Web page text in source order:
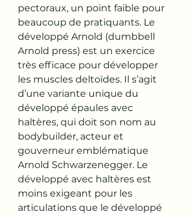
pectoraux, un point faible pour
beaucoup de pratiquants. Le
développé Arnold (dumbbell
Arnold press) est un exercice
très efficace pour développer
les muscles deltoïdes. Il s’agit
d’une variante unique du
développé épaules avec
haltères, qui doit son nom au
bodybuilder, acteur et
gouverneur emblématique
Arnold Schwarzenegger. Le
développé avec haltères est
moins exigeant pour les
articulations que le développé